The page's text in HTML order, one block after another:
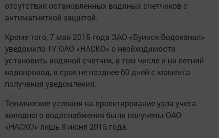
отсутствия остановленных водяных счетчиков с
антимагнитной защитой.
Кроме того, 7 мая 2015 года ЗАО «Буинск-Водоканал»
уведомило ТУ ОАО «НАСКО» о необходимости
установить водяной счетчик, в том числе и на летний
водопровод, в срок не позднее 60 дней с момента
получения уведомления.
Технические условия на проектирование узла учета
холодного водоснабжения были получены ОАО
«НАСКО» лишь 8 июня 2015 года.